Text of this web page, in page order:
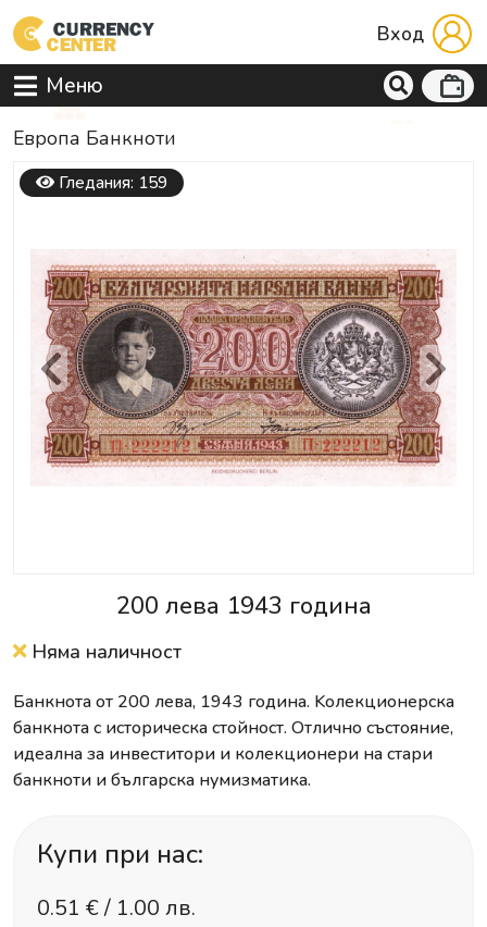
Вход
Меню
Европа Банкноти
Гледания: 159
Previous Next
200 лева 1943 година
Няма наличност
Банкнота от 200 лева, 1943 година. Kолекционерска
банкнота с историческа стойност. Отлично състояние,
идеална за инвеститори и колекционери на стари
банкноти и българска нумизматика.
Купи при нас:
0.51 € / 1.00 лв.